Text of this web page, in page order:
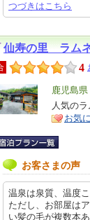
つづきはこちら
仙寿の里 ラム
4
エ
リ
ア
鹿児島
特
徴
人気の
お気
お客さまの声
温泉は泉質、温度
ただし、お部屋は
い髪の毛が複数本